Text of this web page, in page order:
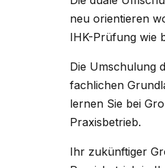
neu orientieren
IHK-Prüfung wie
Die Umschulung
fachlichen
lernen Sie bei
Praxisbetrieb.
Ihr zukünftiger